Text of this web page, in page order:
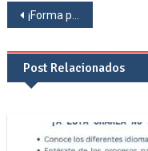
Navegación
de
entradas
¡Forma parte del IEEE CIS de la Facultad de Ciencias – UCE!
Post Relacionados